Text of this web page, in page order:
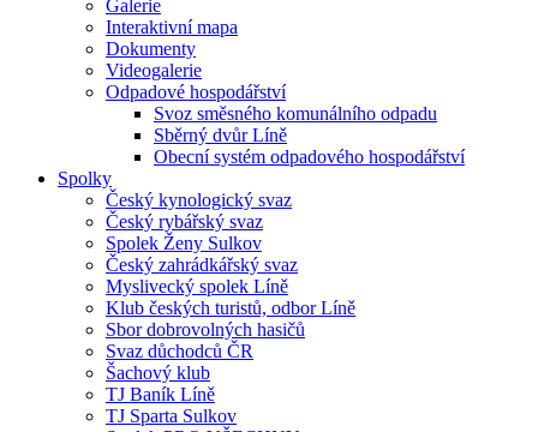
Galerie
Interaktivní mapa
Dokumenty
Videogalerie
Odpadové hospodářství
Svoz směsného komunálního odpadu
Sběrný dvůr Líně
Obecní systém odpadového hospodářství
Spolky
Český kynologický svaz
Český rybářský svaz
Spolek Ženy Sulkov
Český zahrádkářský svaz
Myslivecký spolek Líně
Klub českých turistů, odbor Líně
Sbor dobrovolných hasičů
Svaz důchodců ČR
Šachový klub
TJ Baník Líně
TJ Sparta Sulkov